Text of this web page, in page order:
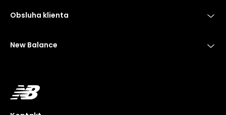
Obsluha klienta
New Balance